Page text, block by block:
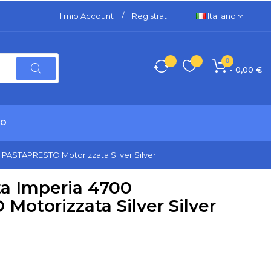
Il mio Account / Registrati Italiano
0
- 0,00 €
Motorizzata Silver Silver
Imperia 4700
Motorizzata Silver Silver